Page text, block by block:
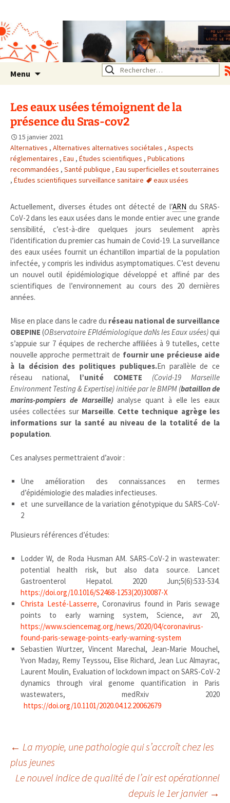
Rhône Alpes
Un environnement sain pour
la santé de tous
Menu Rechercher :
Les eaux usées témoignent de la
présence du Sras-cov2
15 janvier 2021
Alternatives , Alternatives alternatives sociétales , Aspects
réglementaires , Eau , Études scientifiques , Publications
recommandées , Santé publique , Eau superficielles et souterraines
, Études scientifiques surveillance sanitaire eaux usées
Actuellement, diverses études ont détecté de l’ARN du SRAS-
CoV-2 dans les eaux usées dans le monde entier avec une grande
sensibilité, c’est-à-dire quelques jours seulement après
l’identification du premier cas humain de Covid-19. La surveillance
des eaux usées fournit un échantillon impartial de la population
infectée, y compris les individus asymptomatiques. C’est devenu
un nouvel outil épidémiologique développé et affiné par des
scientifiques de l’environnement au cours des 20 dernières
années.
Mise en place dans le cadre du réseau national de surveillance
OBEPINE (OBservatoire EPIdémiologique daNs les Eaux usées)qui
s’appuie sur 7 équipes de recherche affiliées à 9 tutelles, cette
nouvelle approche permettrait de fournir une précieuse aide
à la décision des politiques publiques.En parallèle de ce
réseau national, l’unité COMETE
(Covid-19 Marseille
Environment Testing & Expertise) initiée par le BMPM (bataillon de
marins-pompiers de Marseille)analyse quant à elle les eaux
usées collectées sur Marseille. Cette technique agrège les
informations sur la santé au niveau de la totalité de la
population.
Ces analyses permettraient d’avoir :
Une amélioration des connaissances en termes
d’épidémiologie des maladies infectieuses.
et une surveillance de la variation génotypique du SARS-CoV-
2
Plusieurs références d’études:
Lodder W, de Roda Husman AM. SARS-CoV-2 in wastewater:
potential health risk, but also data source. Lancet
Gastroenterol Hepatol. 2020 Jun;5(6):533-534.
https://doi.org/10.1016/S2468-1253(20)30087-X
Christa Lesté-Lasserre, Coronavirus found in Paris sewage
points to early warning system, Science, avr 20,
https://www.sciencemag.org/news/2020/04/coronavirus-
found-paris-sewage-points-early-warning-system
Sebastien Wurtzer, Vincent Marechal, Jean-Marie Mouchel,
Yvon Maday, Remy Teyssou, Elise Richard, Jean Luc Almayrac,
Laurent Moulin, Evaluation of lockdown impact on SARS-CoV-2
dynamics through viral genome quantification in Paris
wastewaters, medRxiv 2020
https://doi.org/10.1101/2020.04.12.20062679
Navigation
des
← La myopie, une pathologie qui s’accroît chez les
plus jeunes
Le nouvel indice de qualité de l’air est opérationnel
depuis le 1er janvier →